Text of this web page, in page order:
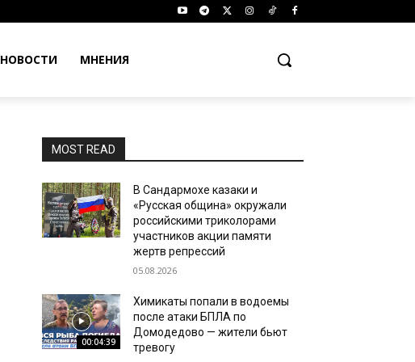
НОВОСТИ МНЕНИЯ
MOST READ
В Сандармохе казаки и
«Русская община» окружали
российскими триколорами
участников акции памяти
жертв репрессий
05.08.2026
00:04:39
Химикаты попали в водоемы
после атаки БПЛА по
Домодедово — жители бьют
тревогу